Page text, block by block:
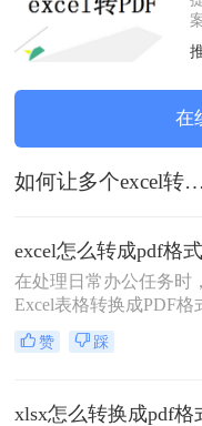
在
如何让多个excel转pdf文件
在处理日常办公任务时
Excel表格转换成PDF格
享、存档或打印。那么
pdf格式呢？本文将详细
赞 踩